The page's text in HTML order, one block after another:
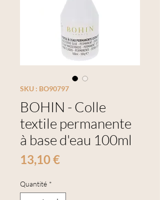
SKU : BO90797
BOHIN - Colle
textile permanente
à base d'eau 100ml
13,10 €Prix
Quantité *